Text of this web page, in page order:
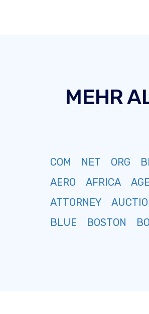
MEHR
COM NET ORG
AERO
AFRICA
ATTORNEY
BLUE
BOSTON